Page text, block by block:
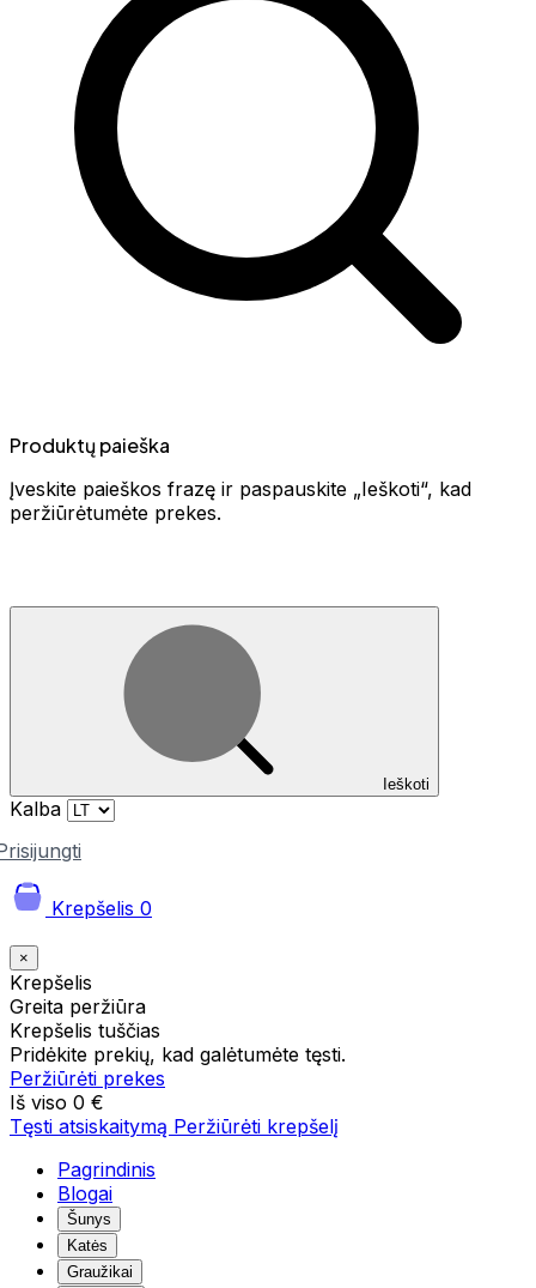
Produktų paieška
Įveskite paieškos frazę ir paspauskite „Ieškoti“, kad
peržiūrėtumėte prekes.
Ieškoti
Kalba
Krepšelis 0
×
Krepšelis
Greita peržiūra
Krepšelis tuščias
Pridėkite prekių, kad galėtumėte tęsti.
Peržiūrėti prekes
Iš viso 0 €
Tęsti atsiskaitymą Peržiūrėti krepšelį
Pagrindinis
Blogai
Šunys
Katės
Graužikai